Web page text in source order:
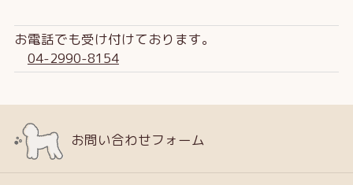
お電話でも受け付けております。
04-2990-8154
お問い合わせフォーム